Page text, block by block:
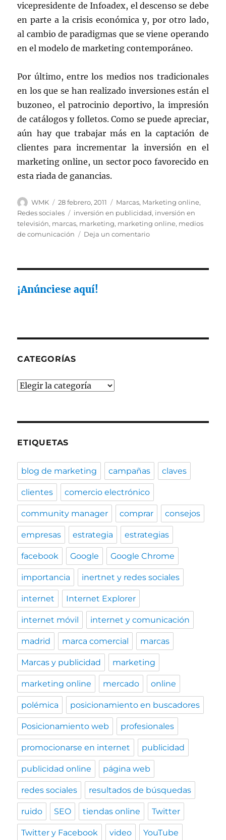
vicepresidente de Infoadex, el descenso se debe
en parte a la crisis económica y, por otro lado,
al cambio de paradigmas que se viene operando
en el modelo de marketing contemporáneo.
Por último, entre los medios nos tradicionales
en los que se han realizado inversiones están el
buzoneo, el patrocinio deportivo, la impresión
de catálogos y folletos. Como se puede apreciar,
aún hay que trabajar más en la captación de
clientes para incrementar la inversión en el
marketing online, un sector poco favorecido en
esta riada de ganancias.
Autor
WMK
Publicado
el
28 febrero, 2011 Categorías
Marcas, Marketing online,
Redes sociales
Etiquetas
inversión en publicidad, inversión en
televisión, marcas, marketing, marketing online, medios
de comunicación
Deja un comentarioen
¡Anúnciese aquí!
CATEGORÍAS
Categorías
ETIQUETAS
blog de marketing campañas claves
clientes comercio electrónico
community manager comprar consejos
empresas estrategia estrategias
facebook Google Google Chrome
importancia inertnet y redes sociales
internet Internet Explorer
internet móvil internet y comunicación
madrid marca comercial marcas
Marcas y publicidad marketing
marketing online mercado online
polémica posicionamiento en buscadores
Posicionamiento web profesionales
promocionarse en internet publicidad
publicidad online página web
redes sociales resultados de búsquedas
ruido SEO tiendas online Twitter
Twitter y Facebook video YouTube